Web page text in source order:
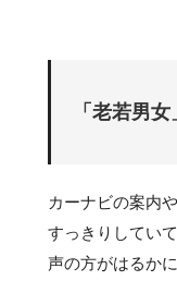
「老若男
カーナビの案内
すっきりしてい
声の方がはるか